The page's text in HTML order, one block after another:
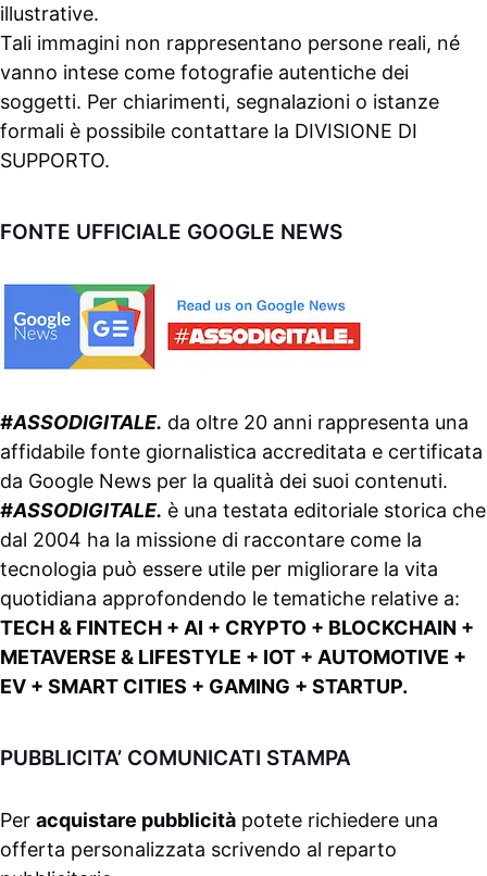
illustrative.
Tali immagini non rappresentano persone reali, né
vanno intese come fotografie autentiche dei
soggetti. Per chiarimenti, segnalazioni o istanze
formali è possibile contattare la DIVISIONE DI
SUPPORTO.
FONTE UFFICIALE GOOGLE NEWS
#ASSODIGITALE. da oltre 20 anni rappresenta una
affidabile fonte giornalistica accreditata e certificata
da Google News per la qualità dei suoi contenuti.
#ASSODIGITALE. è una testata editoriale storica che
dal 2004 ha la missione di raccontare come la
tecnologia può essere utile per migliorare la vita
quotidiana approfondendo le tematiche relative a:
TECH & FINTECH + AI + CRYPTO + BLOCKCHAIN +
METAVERSE & LIFESTYLE + IOT + AUTOMOTIVE +
EV + SMART CITIES + GAMING + STARTUP.
PUBBLICITA’ COMUNICATI STAMPA
Per acquistare pubblicità potete richiedere una
offerta personalizzata scrivendo al reparto